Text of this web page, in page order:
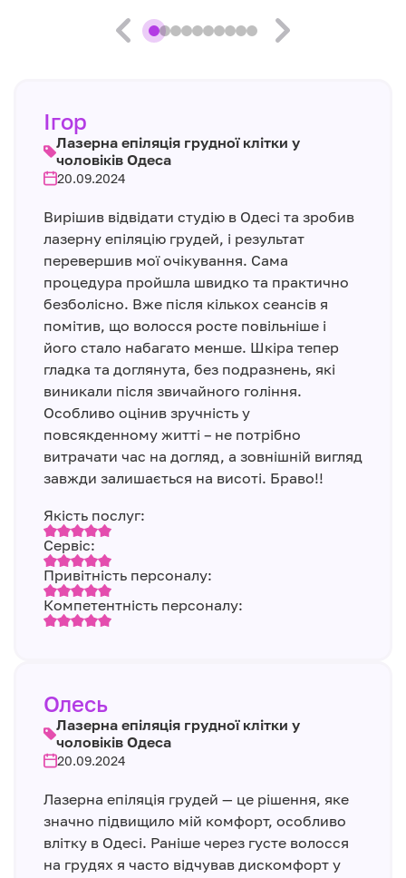
Ігор
Лазерна епіляція грудної клітки у
чоловіків Одеса
20.09.2024
Вирішив відвідати студію в Одесі та зробив
лазерну епіляцію грудей, і результат
перевершив мої очікування. Сама
процедура пройшла швидко та практично
безболісно. Вже після кількох сеансів я
помітив, що волосся росте повільніше і
його стало набагато менше. Шкіра тепер
гладка та доглянута, без подразнень, які
виникали після звичайного гоління.
Особливо оцінив зручність у
повсякденному житті – не потрібно
витрачати час на догляд, а зовнішній вигляд
завжди залишається на висоті. Браво!!
Якість послуг:
Сервіс:
Привітність персоналу:
Компетентність персоналу:
Олесь
Лазерна епіляція грудної клітки у
чоловіків Одеса
20.09.2024
Лазерна епіляція грудей — це рішення, яке
значно підвищило мій комфорт, особливо
влітку в Одесі. Раніше через густе волосся
на грудях я часто відчував дискомфорт у